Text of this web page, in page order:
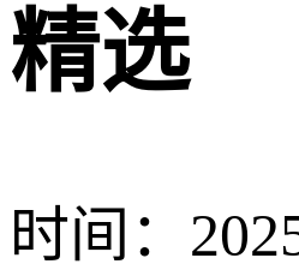
精选
时间：